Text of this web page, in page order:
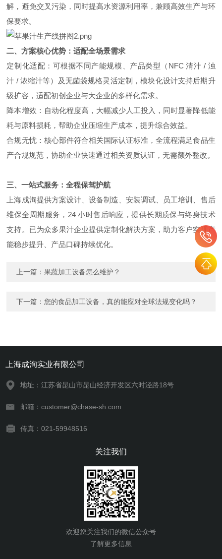
解，避免交叉污染，同时提高水资源利用率，兼顾高效生产与环
保要求。
二、方案核心优势：适配全场景需求
定制化适配：可根据不同产能规模、产品类型（NFC 清汁 / 浊
汁 / 浓缩汁等）及无菌袋规格灵活定制，模块化设计支持后期升
级扩容，适配初创企业与大企业的多样化需求。
降本增效：自动化程度高，大幅减少人工投入，同时显著降低能
耗与原料损耗，帮助企业压缩生产成本，提升综合效益。
合规无忧：核心部件符合相关国际认证标准，全流程满足食品生
产合规规范，协助企业快速通过相关资质认证，无需额外整改。
三、一站式服务：全程保驾护航
上海成洵提供方案设计、设备制造、安装调试、员工培训、售后
维保全周期服务，24 小时售后响应，提供长期质保与终身技术
支持。已为众多果汁企业提供定制化解决方案，助力客户实现产
能稳步提升、产品口碑持续优化。
上一篇：果蔬加工设备怎么维护？
下一篇：您的食品加工设备，真的能应对全球法规变化吗？
上海成洵实业有限公司
地址：江苏省昆山市昆山经济开发区六时泾路18号
邮箱：customer@chase-sh.com
传真：021-59948516
关注我们
欢迎您关注我们的微信公众号
了解更多信息